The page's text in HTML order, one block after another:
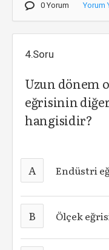
0 Yorum Yorum
4.Soru
Uzun dönem
eğrisinin
hangisidir?
A Endüstri
B Ölçek